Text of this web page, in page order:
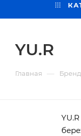
YU.R
Главная —